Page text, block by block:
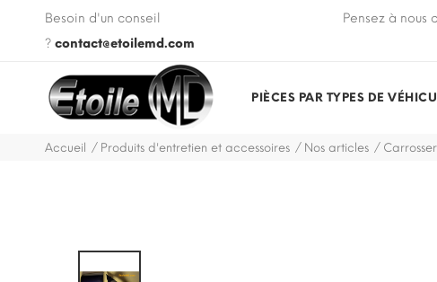
Besoin d'un conseil
? contact@etoilemd.com
VIN de votre véhicule lors de votre commande. Pensez à nous
PIÈCES PAR TYPES DE
Accueil Produits d'entretien et accessoires Nos articles